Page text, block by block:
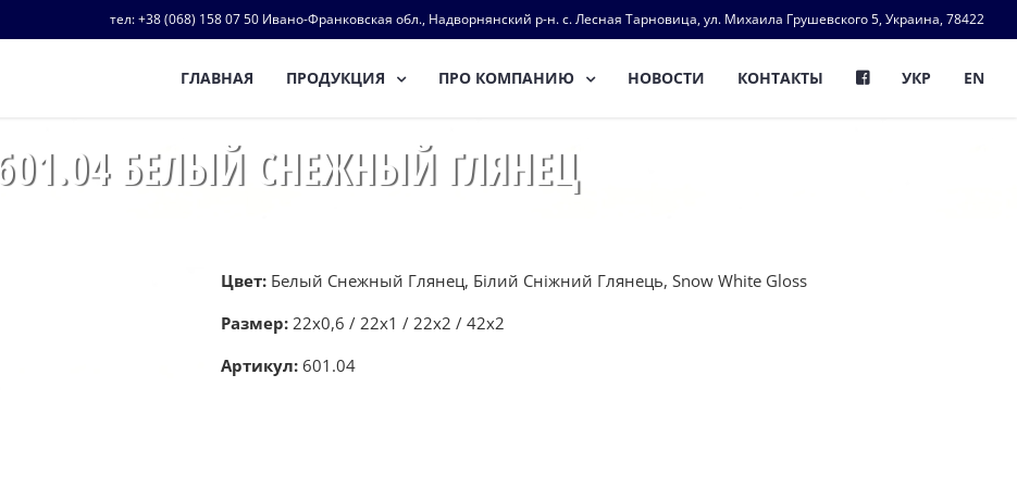
тел: +38 (068) 158 07 50 Ивано-Франковская обл., Надворнянский р-н. с. Лесная Тарновица, ул. Михаила Грушевского 5, Украина, 78422
ГЛАВНАЯ ПРОДУКЦИЯ ПРО КОМПАНИЮ НОВОСТИ КОНТАКТЫ УКР EN
601.04 БЕЛЫЙ СНЕЖНЫЙ ГЛЯНЕЦ
Цвет: Белый Снежный Глянец, Білий Сніжний Глянець, Snow White Gloss
Размер: 22х0,6 / 22х1 / 22х2 / 42х2
Артикул: 601.04